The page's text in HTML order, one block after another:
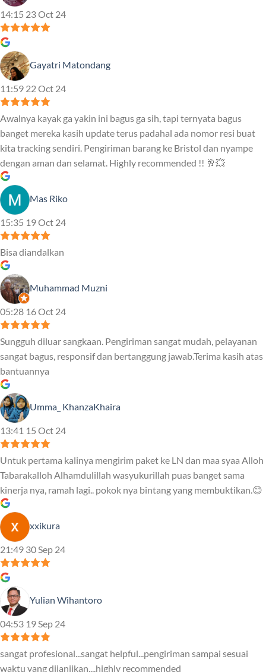
14:15 23 Oct 24
Gayatri Matondang
11:59 22 Oct 24
Awalnya kayak ga yakin ini bagus ga sih, tapi ternyata bagus
banget mereka kasih update terus padahal ada nomor resi buat
kita tracking sendiri. Pengiriman barang ke Bristol dan nyampe
dengan aman dan selamat. Highly recommended !! 🥂💥
Mas Riko
15:35 19 Oct 24
Bisa diandalkan
Muhammad Muzni
05:28 16 Oct 24
Sungguh diluar sangkaan. Pengiriman sangat mudah, pelayanan
sangat bagus, responsif dan bertanggung jawab.Terima kasih atas
bantuannya
Umma_ KhanzaKhaira
13:41 15 Oct 24
Untuk pertama kalinya mengirim paket ke LN dan maa syaa Alloh
Tabarakalloh Alhamdulillah wasyukurillah puas banget sama
kinerja nya, ramah lagi.. pokok nya bintang yang membuktikan.😊
xxikura
21:49 30 Sep 24
Yulian Wihantoro
04:53 19 Sep 24
sangat profesional...sangat helpful...pengiriman sampai sesuai
waktu yang dijanjikan....highly recommended